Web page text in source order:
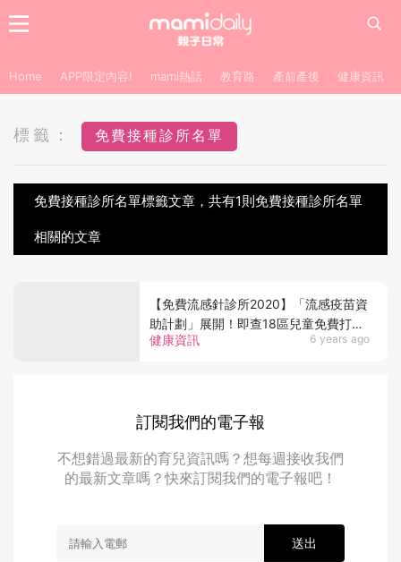
Home APP限定內容! mami熱話 教育路 產前產後 健康資訊
標籤： 免費接種診所名單
免費接種診所名單標籤文章，共有1則免費接種診所名單
相關的文章
健康資訊 6 years ago
【免費流感針診所2020】「流感疫苗資
助計劃」展開！即查18區兒童免費打針
診所名單！
訂閱我們的電子報
不想錯過最新的育兒資訊嗎？想每週接收我們
的最新文章嗎？快來訂閱我們的電子報吧！
送出